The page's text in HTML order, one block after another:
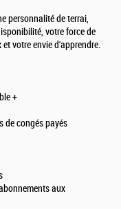
personnalité de terrai,
votre force de
votre envie d'apprendre.
+
de congés payés
aux